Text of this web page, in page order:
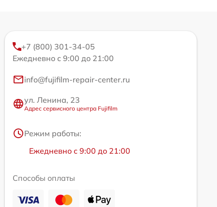
+7 (800) 301-34-05
Ежедневно с 9:00 до 21:00
info@fujifilm-repair-center.ru
ул. Ленина, 23
Адрес сервисного центра Fujifilm
Режим работы:
Ежедневно с 9:00 до 21:00
Способы оплаты